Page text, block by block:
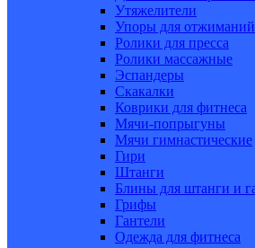
Утяжелители
Упоры для отжиманий
Ролики для пресса
Ролики массажные
Эспандеры
Скакалки
Коврики для фитнеса
Мячи-попрыгуны
Мячи гимнастические
Гири
Штанги
Блины для штанги и
Грифы
Гантели
Одежда для фитнеса